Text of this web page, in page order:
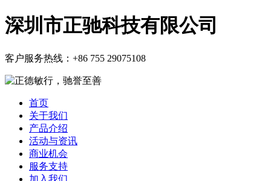
深圳市正驰科技有限公司
客户服务热线： +86 755 29075108
首页
关于我们
产品介绍
活动与资讯
商业机会
服务支持
加入我们